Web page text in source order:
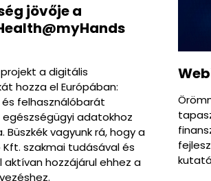
jövője a
a digitális
hozza el Európában:
felhasználóbarát
adatokhoz
vagyunk rá, hogy a
szakmai tudásával és
hozzájárul ehhez a